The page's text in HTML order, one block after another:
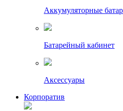
Аккумуляторные
Батарейный кабинет
Аксессуары
Корпоратив